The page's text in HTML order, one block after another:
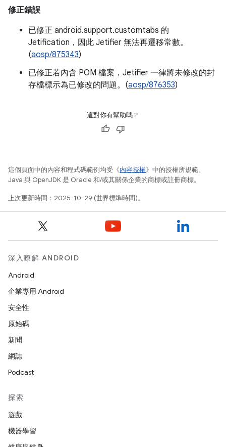
修正錯誤
已修正 android.support.customtabs 的
Jetification，因此 Jetifier 無法再遷移常數。
(aosp/875343)
已修正若內含 POM 檔案，Jetifier 一律將未修改的封
存檔標示為已修改的問題。(aosp/876353)
這對你有幫助嗎？
這個頁面中的內容和程式碼範例均受《內容授權》中的授權所規範。
Java 與 OpenJDK 是 Oracle 和/或其關係企業的商標或註冊商標。
上次更新時間：2025-10-29 (世界標準時間)。
深入瞭解 ANDROID
Android
企業專用 Android
安全性
原始碼
新聞
網誌
Podcast
探索
遊戲
機器學習